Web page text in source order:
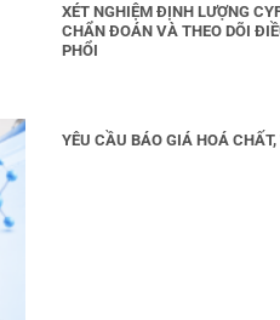
XÉT NGHIỆM ĐỊNH LƯỢNG
CHẨN ĐOÁN VÀ THEO DÕI
PHỔI
YÊU CẦU BÁO GIÁ HOÁ